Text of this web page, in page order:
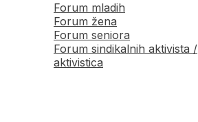
Forum mladih
Forum žena
Forum seniora
Forum sindikalnih aktivista /
aktivistica